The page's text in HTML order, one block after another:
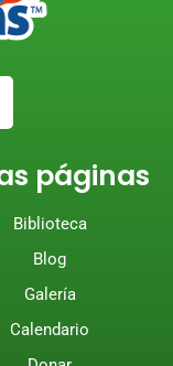
páginas
Biblioteca
Blog
Galería
Calendario